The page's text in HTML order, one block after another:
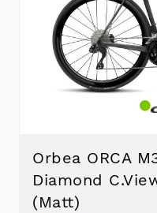
Orbea ORCA
Diamond
(Matt)